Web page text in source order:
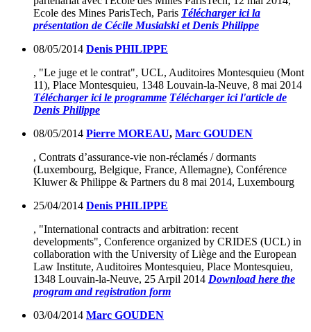
Ecole des Mines ParisTech, Paris Télécharger ici la
présentation de Cécile Musialski et Denis Philippe
08/05/2014 Denis PHILIPPE
, "Le juge et le contrat", UCL, Auditoires Montesquieu (Mont
11), Place Montesquieu, 1348 Louvain-la-Neuve, 8 mai 2014
Télécharger ici le programme Télécharger ici l'article de
Denis Philippe
08/05/2014 Pierre MOREAU, Marc GOUDEN
, Contrats d’assurance-vie non-réclamés / dormants
(Luxembourg, Belgique, France, Allemagne), Conférence
Kluwer & Philippe & Partners du 8 mai 2014, Luxembourg
25/04/2014 Denis PHILIPPE
, "International contracts and arbitration: recent
developments", Conference organized by CRIDES (UCL) in
collaboration with the University of Liège and the European
Law Institute, Auditoires Montesquieu, Place Montesquieu,
1348 Louvain-la-Neuve, 25 Arpil 2014 Download here the
program and registration form
03/04/2014 Marc GOUDEN